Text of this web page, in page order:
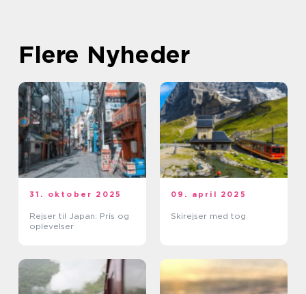
Flere Nyheder
31. oktober 2025
Rejser til Japan: Pris og
oplevelser
09. april 2025
Skirejser med tog